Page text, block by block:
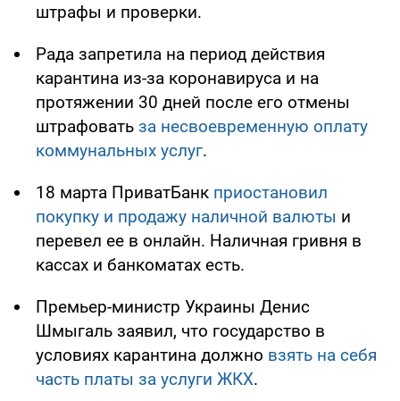
штрафы и проверки.
Рада запретила на период действия
карантина из-за коронавируса и на
протяжении 30 дней после его отмены
штрафовать за несвоевременную оплату
коммунальных услуг.
18 марта ПриватБанк приостановил
покупку и продажу наличной валюты и
перевел ее в онлайн. Наличная гривня в
кассах и банкоматах есть.
Премьер-министр Украины Денис
Шмыгаль заявил, что государство в
условиях карантина должно взять на себя
часть платы за услуги ЖКХ.